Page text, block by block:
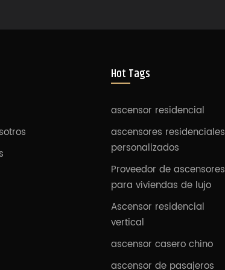
Hot Tags
ascensor residencial
ascensores residenciales
personalizados
Proveedor de ascensores
para viviendas de lujo
Ascensor residencial
vertical
ascensor casero chino
ascensor de pasajeros